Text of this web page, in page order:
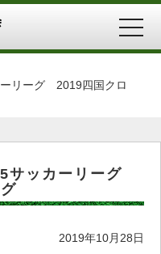
リーグ 2019四国クロ
サッカーリーグ
2019年10月28日